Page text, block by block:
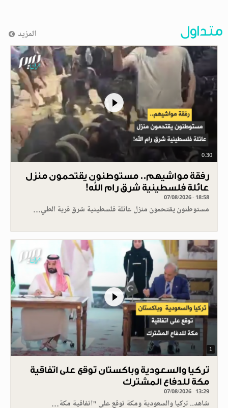
متداول المزيد
0.30
رفقة مواشيهم.. مستوطنون يقتحمون منزل
عائلة فلسطينية شرق رام الله!
07/08/2026 - 18:58
مستوطنون يقتحمون منزل عائلة فلسطينية شرق قرية الطي…
1
تركيا والسعودية وباكستان توقع على اتفاقية
مكة للدفاع المشترك
07/08/2026 - 13:29
شاهد.. تركيا والسعودية ومكة توقع على "اتفاقية مكة…